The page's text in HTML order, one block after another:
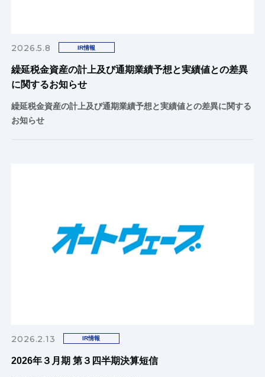
2026.5.8 IR情報
繰延税金資産の計上及び通期業績予想と実績値との差異
に関するお知らせ
繰延税金資産の計上及び通期業績予想と実績値との差異に関する
お知らせ
2026.2.13 IR情報
2026年３月期 第３四半期決算短信